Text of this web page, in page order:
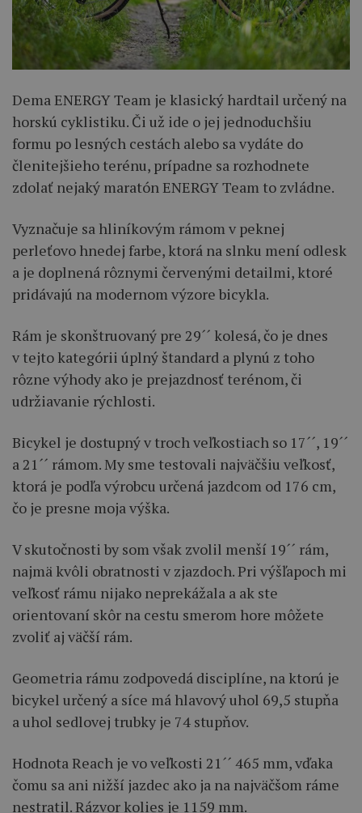
Dema ENERGY Team je klasický hardtail určený na
horskú cyklistiku. Či už ide o jej jednoduchšiu
formu po lesných cestách alebo sa vydáte do
členitejšieho terénu, prípadne sa rozhodnete
zdolať nejaký maratón ENERGY Team to zvládne.
Vyznačuje sa hliníkovým rámom v peknej
perleťovo hnedej farbe, ktorá na slnku mení odlesk
a je doplnená rôznymi červenými detailmi, ktoré
pridávajú na modernom výzore bicykla.
Rám je skonštruovaný pre 29´´ kolesá, čo je dnes
v tejto kategórii úplný štandard a plynú z toho
rôzne výhody ako je prejazdnosť terénom, či
udržiavanie rýchlosti.
Bicykel je dostupný v troch veľkostiach so 17´´, 19´´
a 21´´ rámom. My sme testovali najväčšiu veľkosť,
ktorá je podľa výrobcu určená jazdcom od 176 cm,
čo je presne moja výška.
V skutočnosti by som však zvolil menší 19´´ rám,
najmä kvôli obratnosti v zjazdoch. Pri výšľapoch mi
veľkosť rámu nijako neprekážala a ak ste
orientovaní skôr na cestu smerom hore môžete
zvoliť aj väčší rám.
Geometria rámu zodpovedá disciplíne, na ktorú je
bicykel určený a síce má hlavový uhol 69,5 stupňa
a uhol sedlovej trubky je 74 stupňov.
Hodnota Reach je vo veľkosti 21´´ 465 mm, vďaka
čomu sa ani nižší jazdec ako ja na najväčšom ráme
nestratil. Rázvor kolies je 1159 mm.